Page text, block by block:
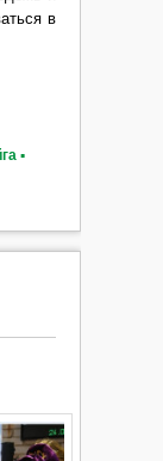
в
▪